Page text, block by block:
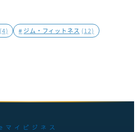
(4) # ジム・フィットネス (12)